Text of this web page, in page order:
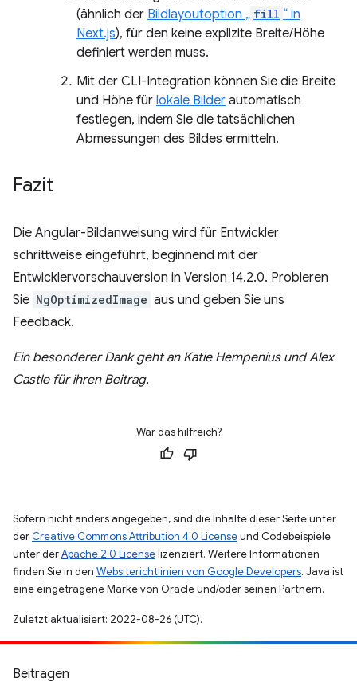
(ähnlich der Bildlayoutoption „ fill “ in
Next.js), für den keine explizite Breite/Höhe
definiert werden muss.
Mit der CLI-Integration können Sie die Breite
und Höhe für lokale Bilder automatisch
festlegen, indem Sie die tatsächlichen
Abmessungen des Bildes ermitteln.
Fazit
Die Angular-Bildanweisung wird für Entwickler
schrittweise eingeführt, beginnend mit der
Entwicklervorschauversion in Version 14.2.0. Probieren
Sie NgOptimizedImage aus und geben Sie uns
Feedback.
Ein besonderer Dank geht an Katie Hempenius und Alex
Castle für ihren Beitrag.
War das hilfreich?
Sofern nicht anders angegeben, sind die Inhalte dieser Seite unter
der Creative Commons Attribution 4.0 Licenseund Codebeispiele
unter derApache 2.0 Licenselizenziert. Weitere Informationen
finden Sie in den Websiterichtlinien von Google Developers. Java ist
eine eingetragene Marke von Oracle und/oder seinen Partnern.
Zuletzt aktualisiert: 2022-08-26 (UTC).
Beitragen